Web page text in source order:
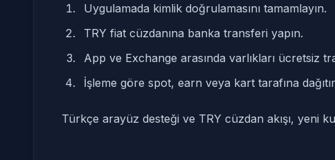
Uygulamada kimlik doğrulamasını tamamlayın.
TRY fiat cüzdanına banka transferi yapın.
App ve Exchange arasında varlıkları ücretsiz
İşleme göre spot, earn veya kart tarafına
Türkçe arayüz desteği ve TRY cüzdan akışı, yeni